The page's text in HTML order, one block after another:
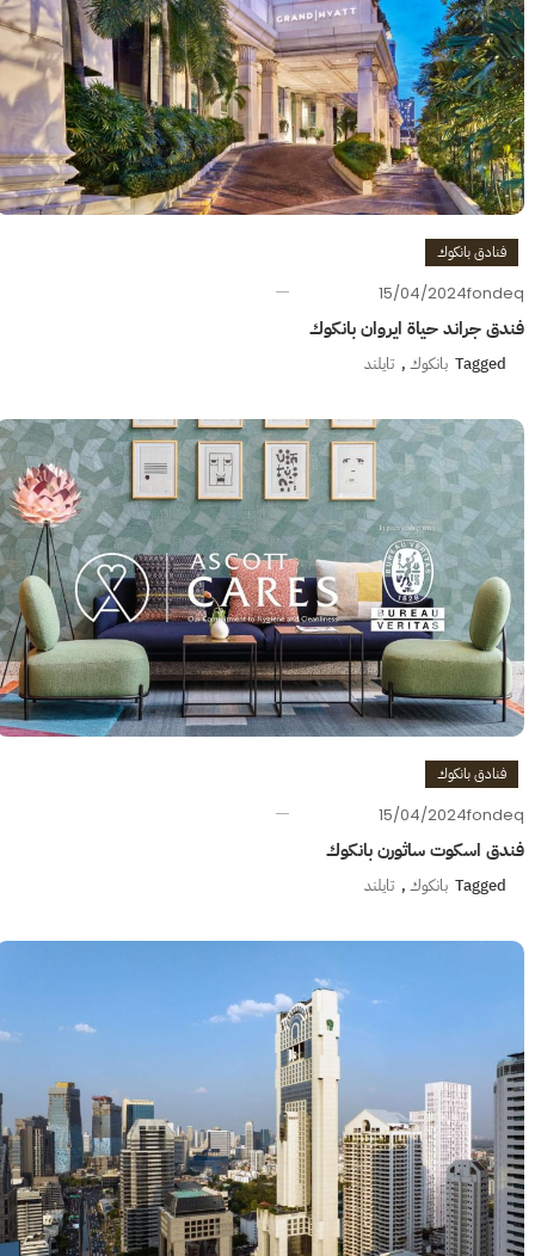
فنادق بانكوك
15/04/2024fondeq
فندق جراند حياة ايروان بانكوك
Tagged بانكوك , تايلند
فنادق بانكوك
15/04/2024fondeq
فندق اسكوت ساثورن بانكوك
Tagged بانكوك , تايلند